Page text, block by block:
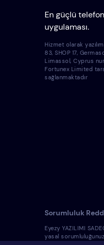
En güçlü
uygulaması.
Hizmet olarak
83, SHOP 17,
Limassol, Cyprus
Fortunex Limited
sağlanmaktadır
Sorumluluk
Eyezy YAZILIMI
yasal